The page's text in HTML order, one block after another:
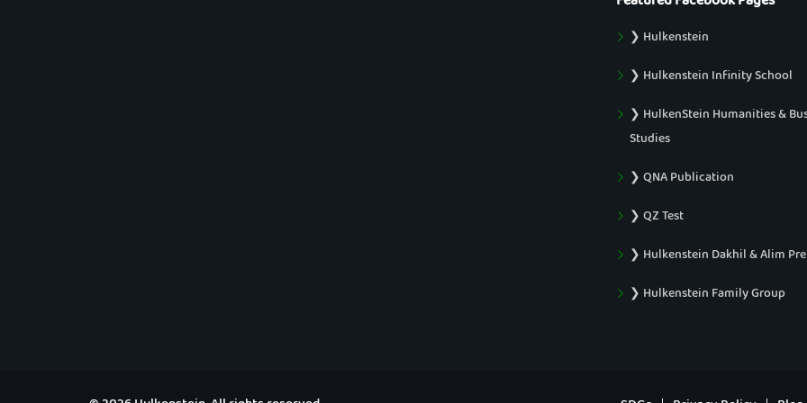
❯ Hulkenstein
❯ Hulkenstein Infinity School
❯ HulkenStein Humanities &
Studies
❯ QNA Publication
❯ QZ Test
❯ Hulkenstein Dakhil & Alim
❯ Hulkenstein Family Group